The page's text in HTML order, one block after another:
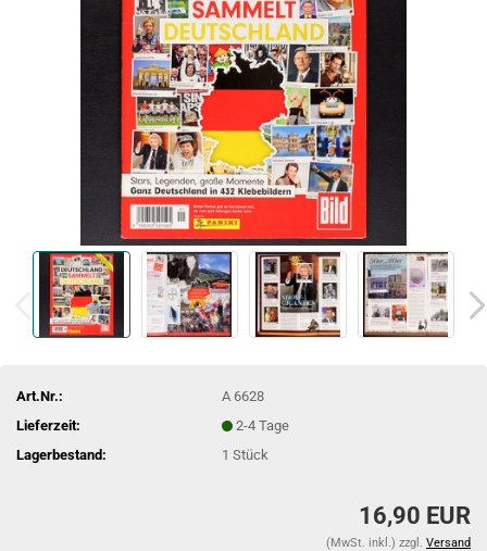
Art.Nr.:
A 6628
Lieferzeit:
2-4 Tage
Lagerbestand:
1Stück
16,90 EUR
(MwSt. inkl.) zzgl. Versand